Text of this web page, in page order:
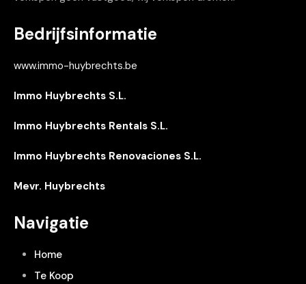
Bedrijfsinformatie
www.immo-huybrechts.be
Immo Huybrechts S.L.
Immo Huybrechts Rentals S.L.
Immo Huybrechts Renovaciones S.L.
Mevr. Huybrechts
Navigatie
Home
Te Koop